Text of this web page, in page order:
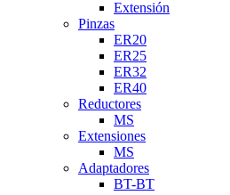
Extensión
Pinzas
ER20
ER25
ER32
ER40
Reductores
MS
Extensiones
MS
Adaptadores
BT-BT